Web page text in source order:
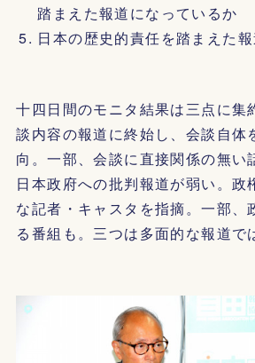
踏まえた報道になっているか
日本の歴史的責任を踏まえた
十四日間のモニタ結果は三点に集
談内容の報道に終始し、会談自体
向。一部、会談に直接関係の無い
日本政府への批判報道が弱い。政
な記者・キャスタを指摘。一部、
る番組も。三つは多面的な報道で